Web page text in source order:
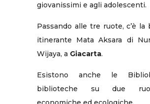
giovanissimi e agli adolescenti.
Passando alle tre ruote, c’è la
itinerante Mata Aksara di
Wijaya, a Giacarta.
Esistono anche le
biblioteche su due